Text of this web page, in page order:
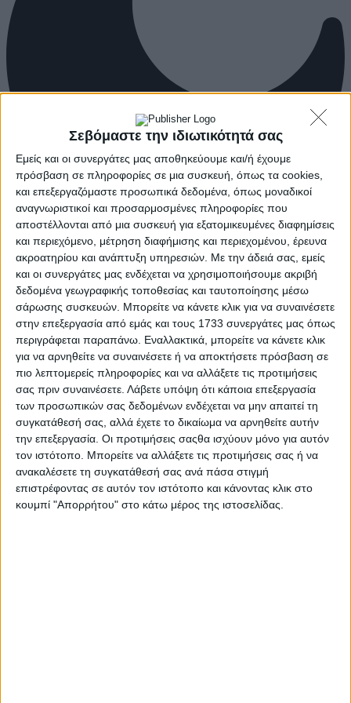
Σεβόμαστε την ιδιωτικότητά σας
Εμείς και οι συνεργάτες μας αποθηκεύουμε και/ή έχουμε
πρόσβαση σε πληροφορίες σε μια συσκευή, όπως τα cookies,
και επεξεργαζόμαστε προσωπικά δεδομένα, όπως μοναδικοί
αναγνωριστικοί και προσαρμοσμένες πληροφορίες που
αποστέλλονται από μια συσκευή για εξατομικευμένες διαφημίσεις
και περιεχόμενο, μέτρηση διαφήμισης και περιεχομένου, έρευνα
ακροατηρίου και ανάπτυξη υπηρεσιών. Με την άδειά σας, εμείς
και οι συνεργάτες μας ενδέχεται να χρησιμοποιήσουμε ακριβή
δεδομένα γεωγραφικής τοποθεσίας και ταυτοποίησης μέσω
σάρωσης συσκευών. Μπορείτε να κάνετε κλικ για να συναινέσετε
στην επεξεργασία από εμάς και τους 1733 συνεργάτες μας όπως
περιγράφεται παραπάνω. Εναλλακτικά, μπορείτε να κάνετε κλικ
για να αρνηθείτε να συναινέσετε ή να αποκτήσετε πρόσβαση σε
πιο λεπτομερείς πληροφορίες και να αλλάξετε τις προτιμήσεις
σας πριν συναινέσετε. Λάβετε υπόψη ότι κάποια επεξεργασία
των προσωπικών σας δεδομένων ενδέχεται να μην απαιτεί τη
συγκατάθεσή σας, αλλά έχετε το δικαίωμα να αρνηθείτε αυτήν
την επεξεργασία. Οι προτιμήσεις σαςθα ισχύουν μόνο για αυτόν
τον ιστότοπο. Μπορείτε να αλλάξετε τις προτιμήσεις σας ή να
ανακαλέσετε τη συγκατάθεσή σας ανά πάσα στιγμή
επιστρέφοντας σε αυτόν τον ιστότοπο και κάνοντας κλικ στο
κουμπί "Απορρήτου" στο κάτω μέρος της ιστοσελίδας.